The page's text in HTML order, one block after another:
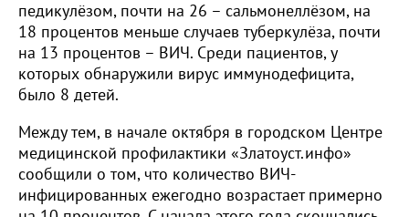
педикулёзом, почти на 26 – сальмонеллёзом, на
18 процентов меньше случаев туберкулёза, почти
на 13 процентов – ВИЧ. Среди пациентов, у
которых обнаружили вирус иммунодефицита,
было 8 детей.
Между тем, в начале октября в городском Центре
медицинской профилактики «Златоуст.инфо»
сообщили о том, что количество ВИЧ-
инфицированных ежегодно возрастает примерно